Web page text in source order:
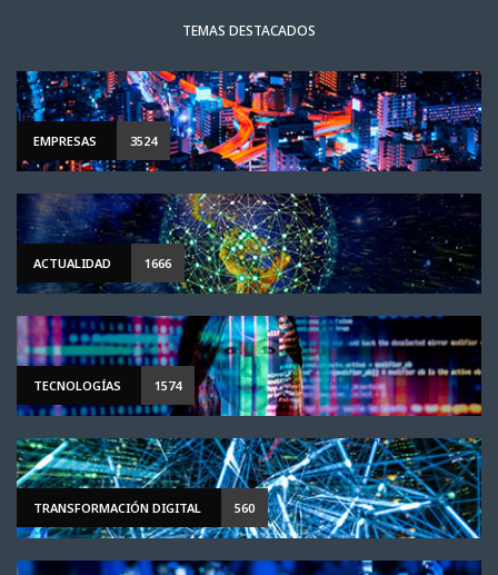
TEMAS DESTACADOS
EMPRESAS 3524
ACTUALIDAD 1666
TECNOLOGÍAS 1574
TRANSFORMACIÓN DIGITAL 560